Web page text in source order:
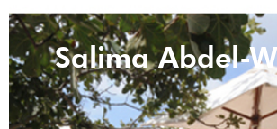
Salima Abdel-